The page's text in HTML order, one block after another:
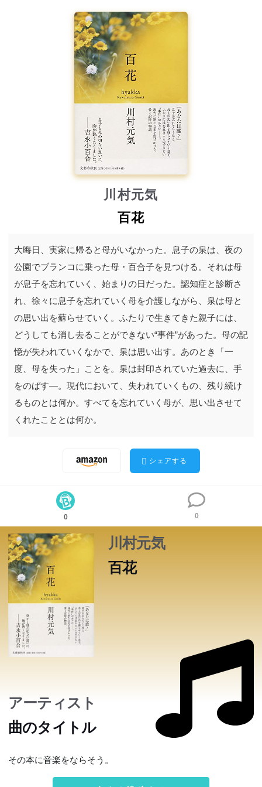
川村元気
百花
大晦日、実家に帰ると母がいなかった。息子の泉は、夜の
公園でブランコに乗った母・百合子を見つける。それは母
が息子を忘れていく、始まりの日だった。認知症と診断さ
れ、徐々に息子を忘れていく母を介護しながら、泉は母と
の思い出を蘇らせていく。ふたりで生きてきた親子には、
どうしても消し去ることができない“事件”があった。母の記
憶が失われていくなかで、泉は思い出す。あのとき「一
度、母を失った」ことを。泉は封印されていた過去に、手
をのばす―。現代において、失われていくもの、残り続け
るものとは何か。すべてを忘れていく母が、思い出させて
くれたこととは何か。
シェアする
0 0
川村元気
百花
大晦日、実家に帰ると母がいなかった。息子の泉は、夜の
公園でブランコに乗った母・百合子を見つける。それは母
が息子を忘れていく、始まりの日だった。認知症と診断さ
れ、徐々に息子を忘れていく母を介護しながら、泉は母と
の思い出を蘇らせていく。ふたりで生きてきた親子には、
どうしても消し去ることができない“事件”があった。母の
度、母を失った」ことを。泉は封印されていた過去に、手
をのばす―。現代において、失われていくもの、残り続け
るものとは何か。すべてを忘れていく母が、思い出させて
くれたこととは何か。
アーティスト
曲のタイトル
その本に音楽をならそう。